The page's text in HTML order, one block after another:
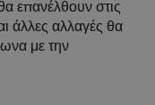
επανέλθουν στις
άλλες αλλαγές θα
με την